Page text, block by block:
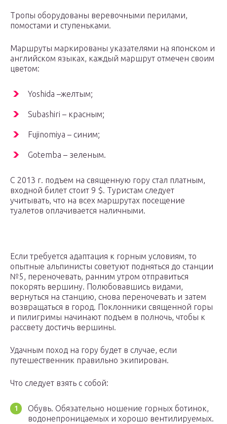
Тропы оборудованы веревочными перилами,
помостами и ступеньками.
Маршруты маркированы указателями на японском и
английском языках, каждый маршрут отмечен своим
цветом:
Yoshida –желтым;
Subashiri – красным;
Fujinomiya – синим;
Gotemba – зеленым.
С 2013 г. подъем на священную гору стал платным,
входной билет стоит 9 $. Туристам следует
учитывать, что на всех маршрутах посещение
туалетов оплачивается наличными.
Если требуется адаптация к горным условиям, то
опытные альпинисты советуют подняться до станции
№5, переночевать, ранним утром отправиться
покорять вершину. Полюбовавшись видами,
вернуться на станцию, снова переночевать и затем
возвращаться в город. Поклонники священной горы
и пилигримы начинают подъем в полночь, чтобы к
рассвету достичь вершины.
Удачным поход на гору будет в случае, если
путешественник правильно экипирован.
Что следует взять с собой:
Обувь. Обязательно ношение горных ботинок,
водонепроницаемых и хорошо вентилируемых.